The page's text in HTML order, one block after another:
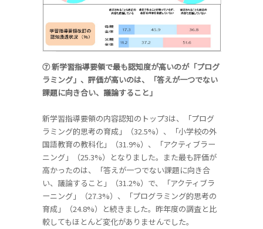
⑦ 新学習指導要領で最も認知度が高いのが「プログ
ラミング」、評価が高いのは、「答えが一つでない
課題に向き合い、議論すること」
新学習指導要領の内容認知のトップ3は、「プログ
ラミング的思考の育成」（32.5%）、「小学校の外
国語教育の教科化」（31.9%）、「アクティブラー
ニング」（25.3%）となりました。また最も評価が
高かったのは、「答えが一つでない課題に向き合
い、議論すること」（31.2%）で、「アクティブラ
ーニング」（27.3%）、「プログラミング的思考の
育成」（24.8%）と続きました。昨年度の調査と比
較してもほとんど変化がありませんでした。